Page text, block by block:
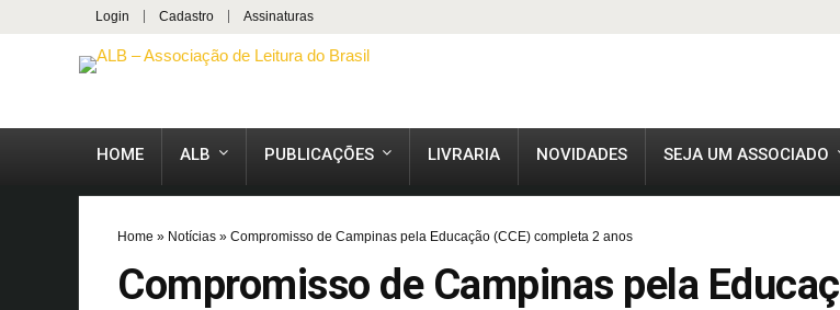
Login Cadastro Assinaturas
HOME ALB PUBLICAÇÕES LIVRARIA NOVIDADES SEJA UM ASSOCIADO
Home » Notícias » Compromisso de Campinas pela Educação (CCE) completa 2 anos
Compromisso de Campinas pela